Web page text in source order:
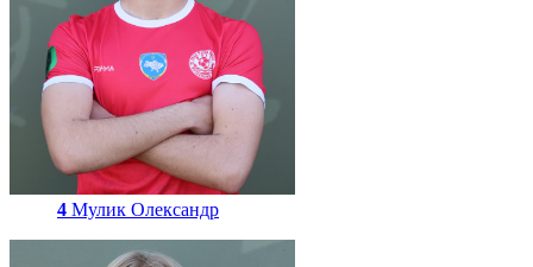
4 Мулик Олександр